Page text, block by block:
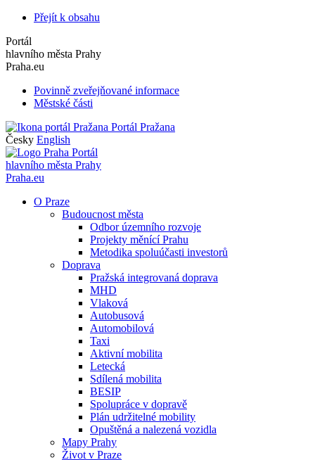
Přejít k obsahu
Portál
hlavního města Prahy
Praha.eu
Povinně zveřejňované informace
Městské části
Portál Pražana
Česky English
Portál
hlavního města Prahy
Praha.eu
O Praze
Budoucnost města
Odbor územního rozvoje
Projekty měnící Prahu
Metodika spoluúčasti investorů
Doprava
Pražská integrovaná doprava
MHD
Vlaková
Autobusová
Automobilová
Taxi
Aktivní mobilita
Letecká
Sdílená mobilita
BESIP
Spolupráce v dopravě
Plán udržitelné mobility
Opuštěná a nalezená vozidla
Mapy Prahy
Život v Praze